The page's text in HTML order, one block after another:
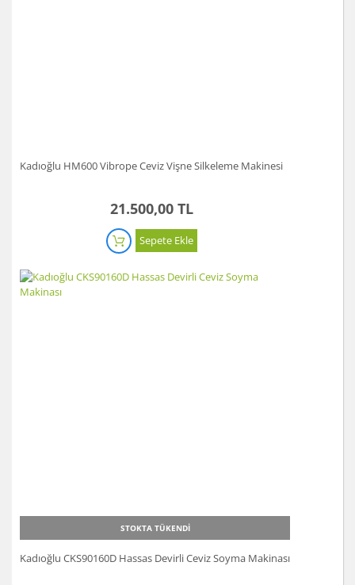
Kadıoğlu HM600 Vibrope Ceviz Vişne Silkeleme Makinesi
21.500,00 TL
Sepete Ekle
STOKTA TÜKENDİ
Kadıoğlu CKS90160D Hassas Devirli Ceviz Soyma Makinası